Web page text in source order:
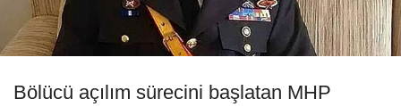
Bölücü açılım sürecini başlatan MHP